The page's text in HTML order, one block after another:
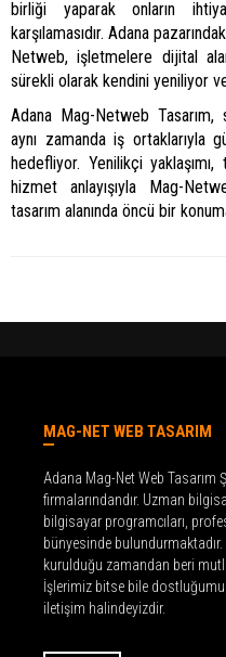
birliği yaparak onların
karşılamasıdır. Adana
Netweb, işletmelere dijital
sürekli olarak kendini yeniliyor
Adana Mag-Netweb Tasarım,
aynı zamanda iş ortaklarıyla
hedefliyor. Yenilikçi
hizmet anlayışıyla Mag-
tasarım alanında öncü bir
MAG-NET WEB TASARIM
Adana Mag-Net Web
firmalarındandır. Uzman
bilgisayar programcıları,
bünyesinde
kurulduğu zamandan beri
İşlerimiz bitse bile
iletişim halindeyizdir.